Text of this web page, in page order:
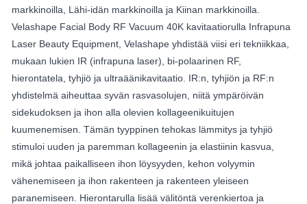
markkinoilla, Lähi-idän markkinoilla ja Kiinan markkinoilla.
Velashape Facial Body RF Vacuum 40K kavitaatiorulla Infrapuna
Laser Beauty Equipment, Velashape yhdistää viisi eri tekniikkaa,
mukaan lukien IR (infrapuna laser), bi-polaarinen RF,
hierontatela, tyhjiö ja ultraäänikavitaatio. IR:n, tyhjiön ja RF:n
yhdistelmä aiheuttaa syvän rasvasolujen, niitä ympäröivän
sidekudoksen ja ihon alla olevien kollageenikuitujen
kuumenemisen. Tämän tyyppinen tehokas lämmitys ja tyhjiö
stimuloi uuden ja paremman kollageenin ja elastiinin kasvua,
mikä johtaa paikalliseen ihon löysyyden, kehon volyymin
vähenemiseen ja ihon rakenteen ja rakenteen yleiseen
paranemiseen. Hierontarulla lisää välitöntä verenkiertoa ja